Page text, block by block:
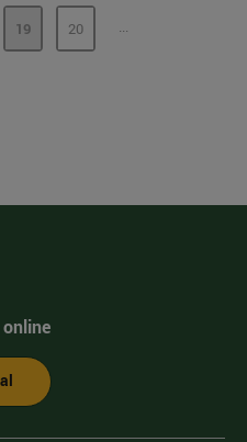
PÀGINA
19 PÀGINA
20 ...PÀGINES